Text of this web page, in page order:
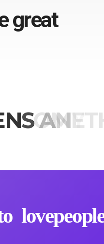
great
ANYT
love